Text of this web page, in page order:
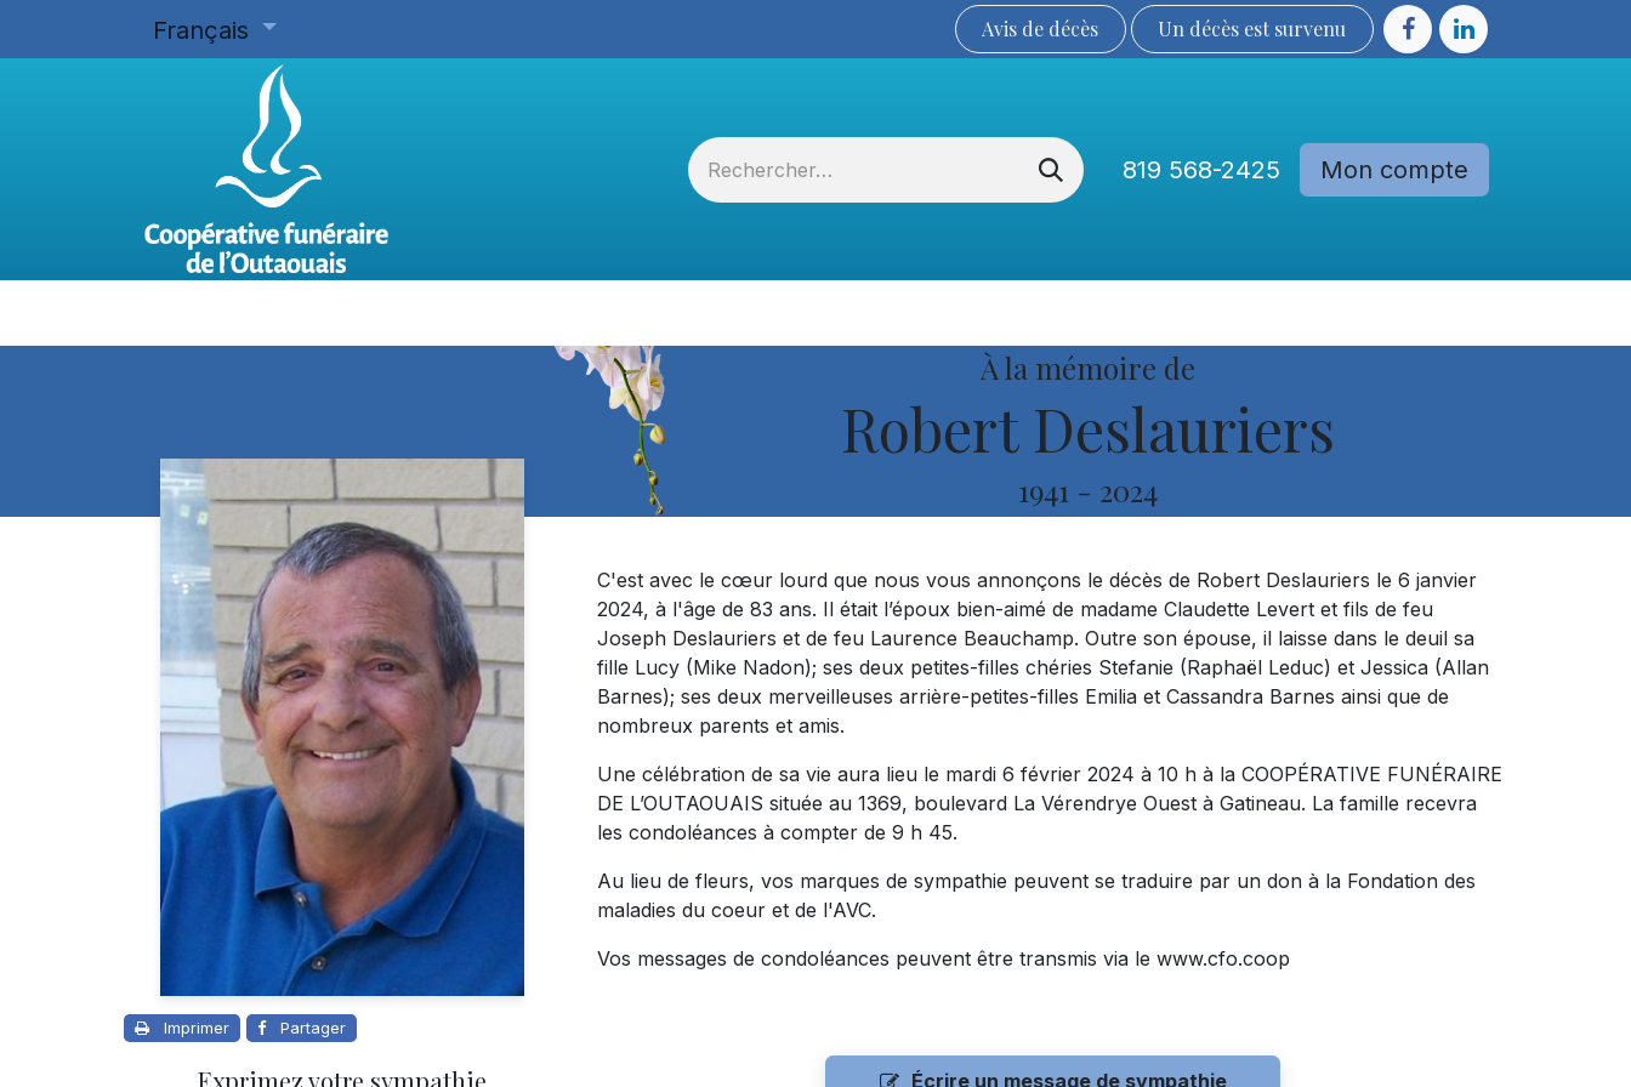
Français Avis de décès Un décès est sur​​​​​​​​ve​nu​​​​​​​​​​
819 568-2425 Mon compte
À la mémoire de
Robert Deslauriers
1941 - 2024
Imprimer Partager
Exprimez votre sympathie
C'est avec le cœur lourd que nous vous annonçons le décès de Robert Deslauriers le 6 janvier
2024, à l'âge de 83 ans. Il était l’époux bien-aimé de madame Claudette Levert et fils de feu
Joseph Deslauriers et de feu Laurence Beauchamp. Outre son épouse, il laisse dans le deuil sa
fille Lucy (Mike Nadon); ses deux petites-filles chéries Stefanie (Raphaël Leduc) et Jessica (Allan
Barnes); ses deux merveilleuses arrière-petites-filles Emilia et Cassandra Barnes ainsi que de
nombreux parents et amis.
Une célébration de sa vie aura lieu le mardi 6 février 2024 à 10 h à la COOPÉRATIVE FUNÉRAIRE
DE L’OUTAOUAIS située au 1369, boulevard La Vérendrye Ouest à Gatineau. La famille recevra
les condoléances à compter de 9 h 45.
Au lieu de fleurs, vos marques de sympathie peuvent se traduire par un don à la Fondation des
maladies du coeur et de l'AVC.
Vos messages de condoléances peuvent être transmis via le www.cfo.coop
Écrire un message de sympathie